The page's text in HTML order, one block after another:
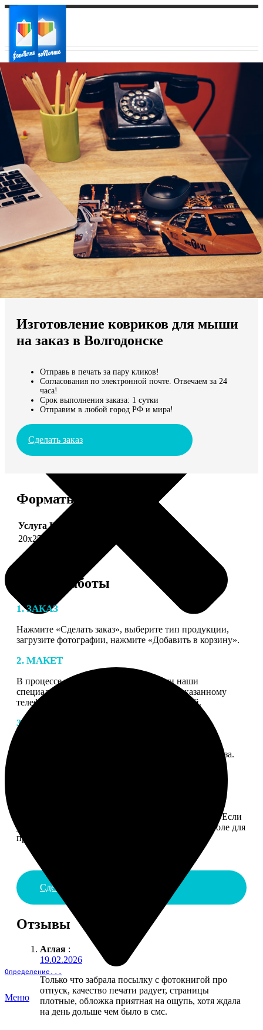
Ваш город:
Ваш регион доставки
Выберите из списка:
Мы доставляем по всему миру
Продолжить без города
Определение...
Меню
Изготовление ковриков для мыши
на заказ в Волгодонске
Отправь в печать за пару кликов!
Согласования по электронной почте. Отвечаем за 24
часа!
Срок выполнения заказа: 1 сутки
Отправим в любой город РФ и мира!
Сделать заказ
Форматы и цены
Услуга Цена, руб.
20х25
Этапы работы
1. ЗАКАЗ
Нажмите «Сделать заказ», выберите тип продукции,
загрузите фотографии, нажмите «Добавить в корзину».
2. МАКЕТ
В процессе подготовки заказа к печати наши
специалисты могут связаться с Вами по указанному
телефону или email для согласования деталей.
3. ИЗГОТОВЛЕНИЕ
получите подтверждение на email с описанием заказа.
Введите адрес и выберите способ доставки заказа. Если
у вас есть промокод, введите его в специальное поле для
промокода.
Сделать заказ
Отзывы
Аглая :
19.02.2026
Только что забрала посылку с фотокнигой про
отпуск, качество печати радует, страницы
плотные, обложка приятная на ощупь, хотя ждала
на день дольше чем было в смс.